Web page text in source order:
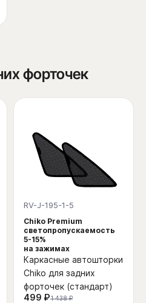
форточек
RV-J-195-1-5
Chiko Premium
светопропускаемость
5-15%
на зажимах
Каркасные автошторки
Chiko для задних
форточек (стандарт)
499 ₽1 438 ₽